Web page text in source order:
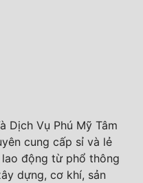
Dịch Vụ Phú Mỹ Tâm
cung cấp sỉ và lẻ
động từ phổ thông
dựng, cơ khí, sản